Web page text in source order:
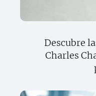
Descubre
Charles